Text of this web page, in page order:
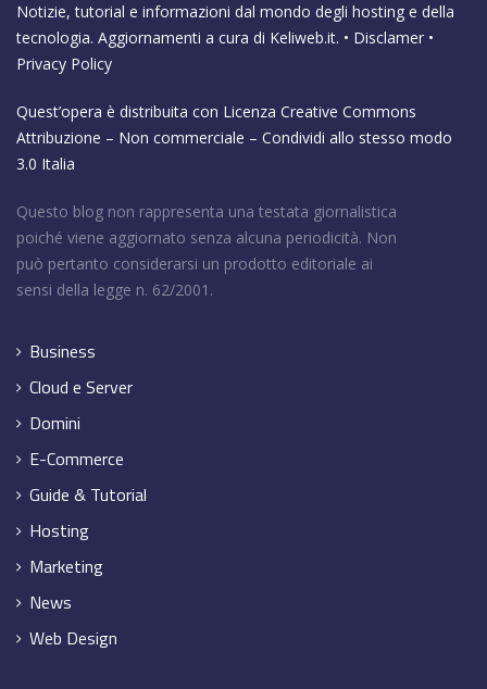
Notizie, tutorial e informazioni dal mondo degli hosting e della
tecnologia. Aggiornamenti a cura di Keliweb.it. • Disclamer •
Privacy Policy
Quest’opera è distribuita con Licenza Creative Commons
Attribuzione – Non commerciale – Condividi allo stesso modo
3.0 Italia
Questo blog non rappresenta una testata giornalistica
poiché viene aggiornato senza alcuna periodicità. Non
può pertanto considerarsi un prodotto editoriale ai
sensi della legge n. 62/2001.
Business
Cloud e Server
Domini
E-Commerce
Guide & Tutorial
Hosting
Marketing
News
Web Design